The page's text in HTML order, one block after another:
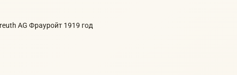
AG Фрауройт 1919 год